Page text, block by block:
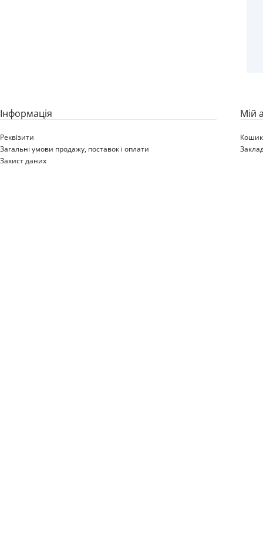
Iнформація
Реквізити
Загальні умови продажу, поставок і оплати
Захист даних
Мій
Кошик